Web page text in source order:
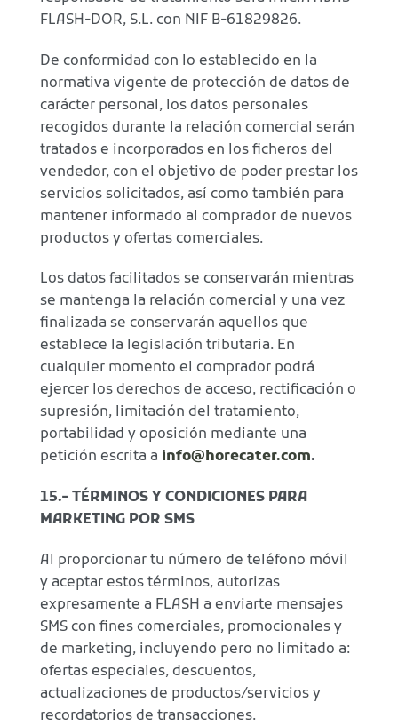
FLASH-DOR, S.L. con NIF B-61829826.
De conformidad con lo establecido en la
normativa vigente de protección de datos de
carácter personal, los datos personales
recogidos durante la relación comercial serán
tratados e incorporados en los ficheros del
vendedor, con el objetivo de poder prestar los
servicios solicitados, así como también para
mantener informado al comprador de nuevos
productos y ofertas comerciales.
Los datos facilitados se conservarán mientras
se mantenga la relación comercial y una vez
finalizada se conservarán aquellos que
establece la legislación tributaria. En
cualquier momento el comprador podrá
ejercer los derechos de acceso, rectificación o
supresión, limitación del tratamiento,
portabilidad y oposición mediante una
petición escrita a info@horecater.com.
15.- TÉRMINOS Y CONDICIONES PARA
MARKETING POR SMS
Al proporcionar tu número de teléfono móvil
y aceptar estos términos, autorizas
expresamente a FLASH a enviarte mensajes
SMS con fines comerciales, promocionales y
de marketing, incluyendo pero no limitado a:
ofertas especiales, descuentos,
actualizaciones de productos/servicios y
recordatorios de transacciones.